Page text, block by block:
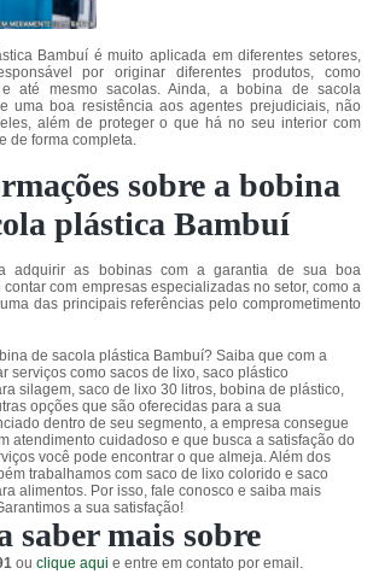
Bambuí é muito aplicada em diferentes setores,
por originar diferentes produtos, como
e até mesmo sacolas. Ainda, a bobina de sacola
uma boa resistência aos agentes prejudiciais, não
além de proteger o que há no seu interior com
de forma completa.
sobre a bobina
plástica Bambuí
adquirir as bobinas com a garantia de sua boa
com empresas especializadas no setor, como a
das principais referências pelo comprometimento
de sacola plástica Bambuí? Saiba que com a
serviços como sacos de lixo, saco plástico
silagem, saco de lixo 30 litros, bobina de plástico,
opções que são oferecidas para a sua
dentro de seu segmento, a empresa consegue
atendimento cuidadoso e que busca a satisfação do
você pode encontrar o que almeja. Além dos
trabalhamos com saco de lixo colorido e saco
alimentos. Por isso, fale conosco e saiba mais
a sua satisfação!
saber mais sobre
ou clique aqui e entre em contato por email.